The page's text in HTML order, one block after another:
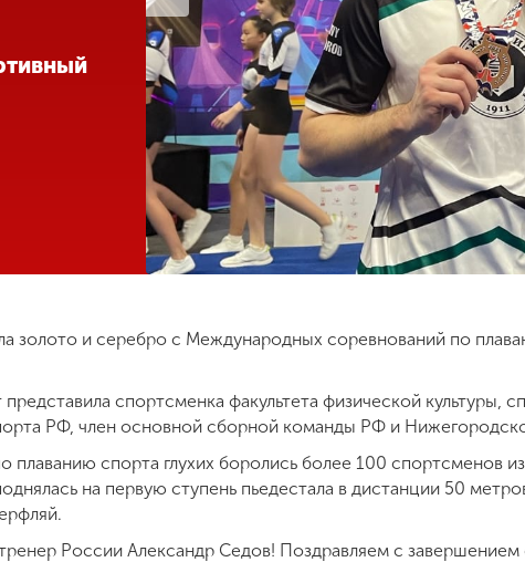
золото и серебро с Международных соревнований по
спортсменка факультета физической культуры,
РФ, член основной сборной команды РФ и
плаванию спорта глухих боролись более 100 спортсменов
на первую ступень пьедестала в дистанции 50
России Александр Седов! Поздравляем с завершением